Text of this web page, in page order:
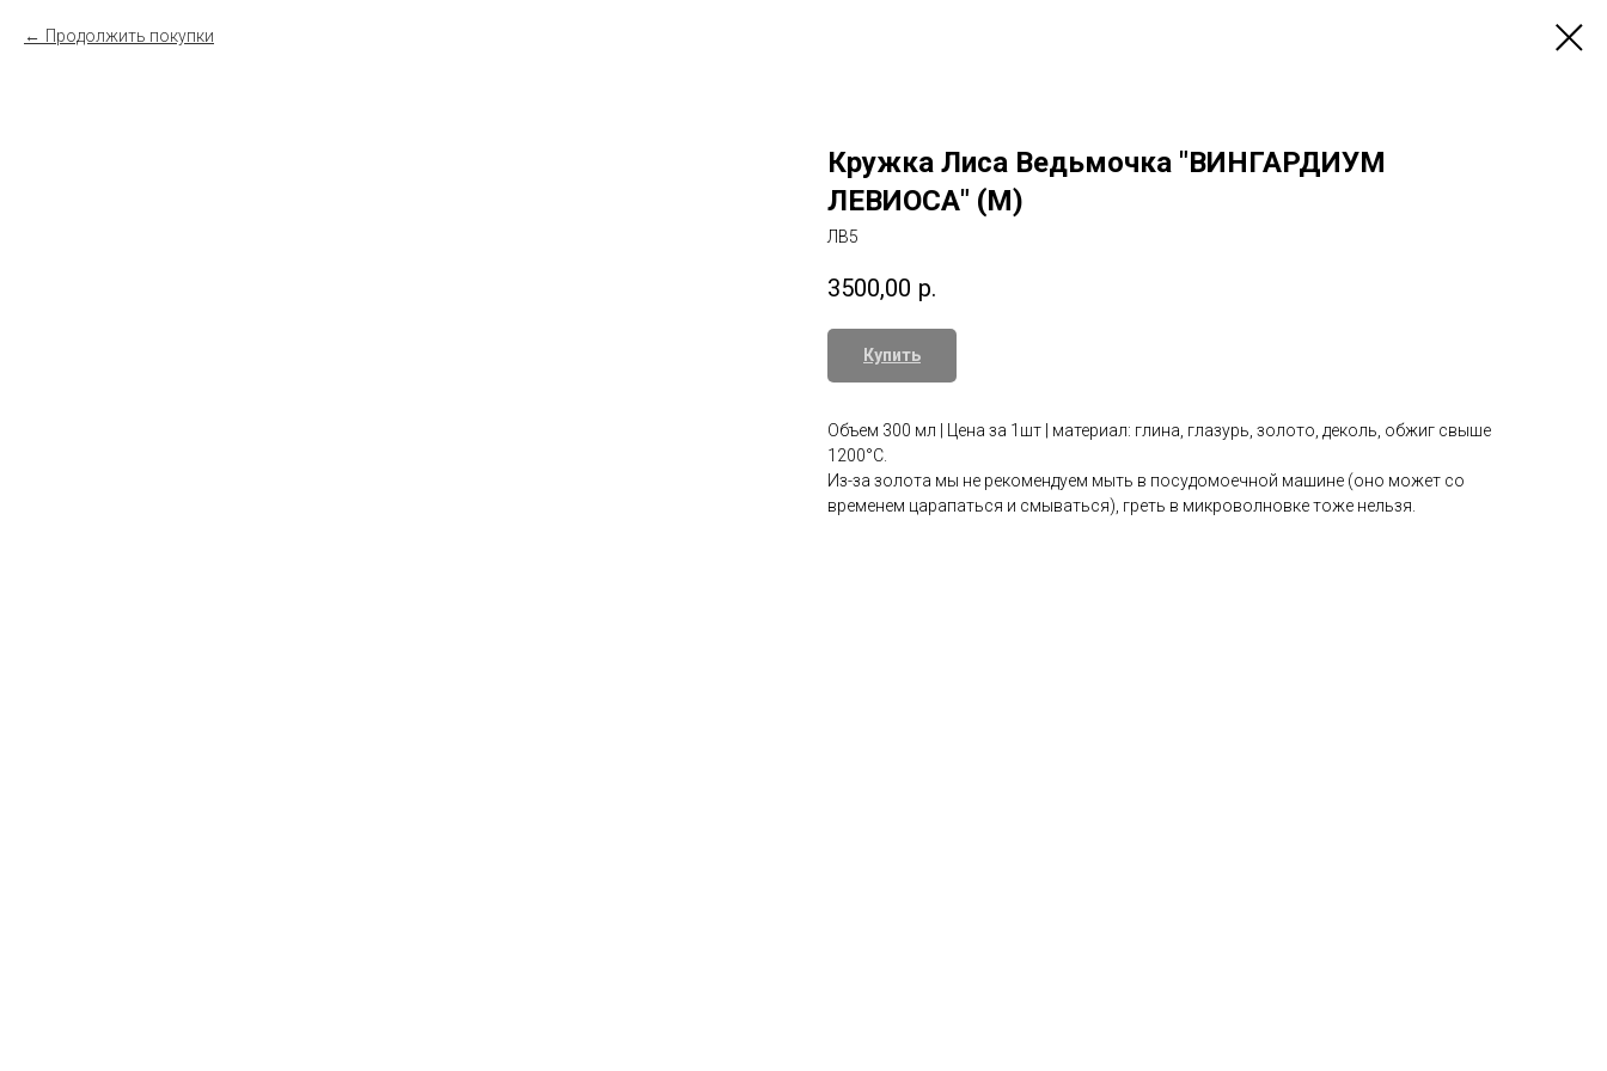
Продолжить покупки
Кружка Лиса Ведьмочка "ВИНГАРДИУМ
ЛЕВИОСА" (М)
ЛВ5
3500,00 р.
Купить
Объем 300 мл | Цена за 1шт | материал: глина, глазурь, золото, деколь, обжиг свыше
1200°С.
Из-за золота мы не рекомендуем мыть в посудомоечной машине (оно может со
временем царапаться и смываться), греть в микроволновке тоже нельзя.